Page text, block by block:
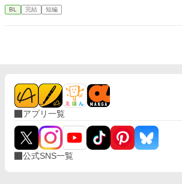
を選んだ。 深く傷ついた湊は、彼の前から姿を消す。 数か月後―
―。 湊の身体は、これまで誰も知らなかった希少な『遅咲きΩ』
速する、すれ違いオメガバースBL。
BL 完結 短編
アプリ一覧
公式SNS一覧